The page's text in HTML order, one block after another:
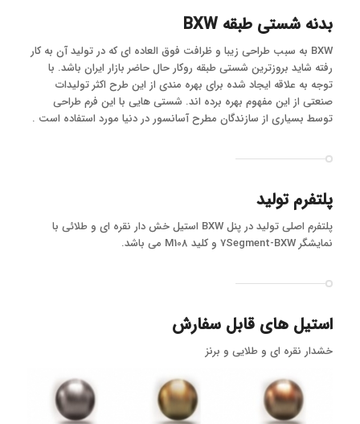
بدنه شستی طبقه BXW
BXW به سبب طراحی زیبا و ظرافت فوق العاده ای که در تولید آن به کار
رفته شاید بروزترین شستی طبقه روکار حال حاضر بازار ایران باشد. با
توجه به علاقه ایجاد شده برای بهره مندی از این طرح اکثر تولیدات
صنعتی از این مفهوم بهره برده اند. شستی هایی با این فرم طراحی
توسط بسیاری از سازندگان مطرح آسانسور در دنیا مورد استفاده است .
پلتفرم تولید
پلتفرم اصلی تولید در پنل BXW استیل خش دار نقره ای و طلائی با
نمایشگر 7Segment-BXW و کلید M108 می باشد.
استیل های قابل سفارش
خشدار نقره ای و طلایی و برنز